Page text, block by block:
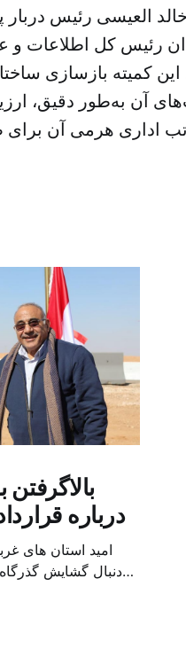
العیسی رئیس دربار
کمیته بازسازی
آن به‌طور دقیق،
درباره
امید استان های
دنبال گشایش
طریبیل توسط عادل